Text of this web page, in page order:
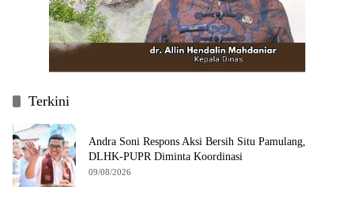
Terkini
Andra Soni Respons Aksi Bersih Situ Pamulang,
DLHK-PUPR Diminta Koordinasi
09/08/2026